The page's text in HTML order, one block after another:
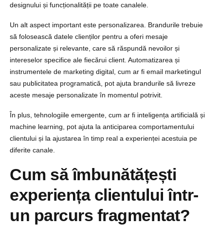
designului și funcționalității pe toate canalele.
Un alt aspect important este personalizarea. Brandurile trebuie
să folosească datele clienților pentru a oferi mesaje
personalizate și relevante, care să răspundă nevoilor și
intereselor specifice ale fiecărui client. Automatizarea și
instrumentele de marketing digital, cum ar fi email marketingul
sau publicitatea programatică, pot ajuta brandurile să livreze
aceste mesaje personalizate în momentul potrivit.
În plus, tehnologiile emergente, cum ar fi inteligența artificială și
machine learning, pot ajuta la anticiparea comportamentului
clientului și la ajustarea în timp real a experienței acestuia pe
diferite canale.
Cum să îmbunătățești
experiența clientului într-
un parcurs fragmentat?